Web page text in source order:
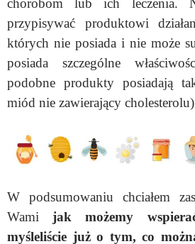
chorobom lub ich leczenia.
przypisywać produktowi
których nie posiada i nie może
posiada szczególne
podobne produkty posiadają
miód nie zawierający
W podsumowaniu chciałem
Wami jak możemy
myśleliście już o tym, co